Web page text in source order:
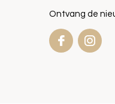
Ontvang de